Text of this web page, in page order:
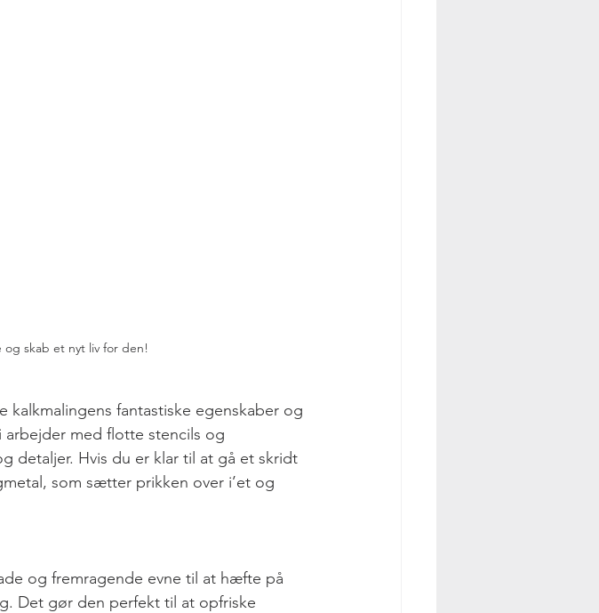
skab et nyt liv for den!
kalkmalingens fantastiske egenskaber og
arbejder med flotte stencils og
detaljer. Hvis du er klar til at gå et skridt
som sætter prikken over i’et og
og fremragende evne til at hæfte på
Det gør den perfekt til at opfriske